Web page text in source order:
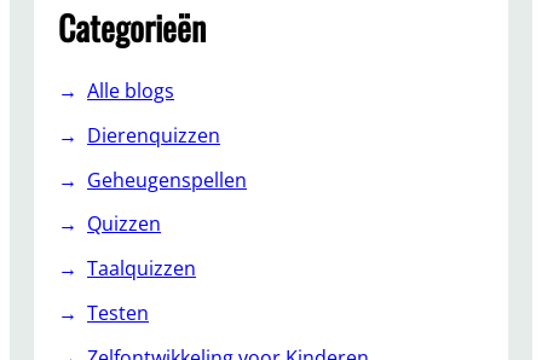
Categorieën
Alle blogs
Dierenquizzen
Geheugenspellen
Quizzen
Taalquizzen
Testen